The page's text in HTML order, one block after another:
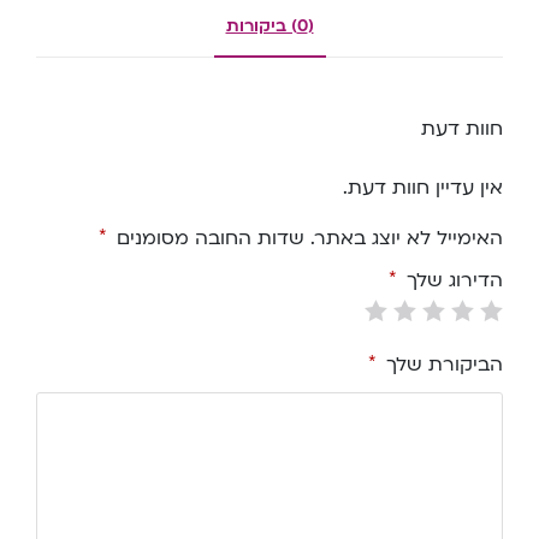
(0) ביקורות
חוות דעת
אין עדיין חוות דעת.
האימייל לא יוצג באתר. שדות החובה מסומנים *
הדירוג שלך *
הביקורת שלך *